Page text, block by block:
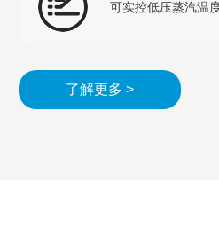
可实控低压蒸汽温
了解更多 >